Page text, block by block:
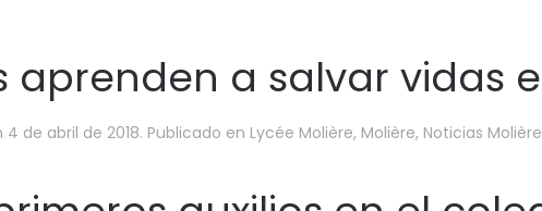
aprenden a salvar vidas
4 de abril de 2018. Publicado en Lycée Molière, Molière, Noticias Molière